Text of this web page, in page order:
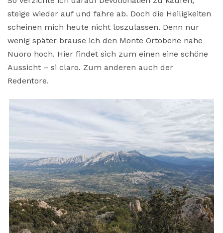
steige wieder auf und fahre ab. Doch die Heiligkeiten
scheinen mich heute nicht loszulassen. Denn nur
wenig später brause ich den Monte Ortobene nahe
Nuoro hoch. Hier findet sich zum einen eine schöne
Aussicht – si claro. Zum anderen auch der
Redentore.